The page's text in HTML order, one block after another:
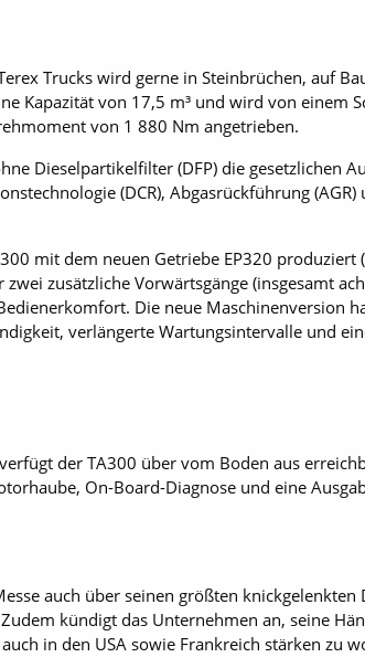
Trucks wird gerne in Steinbrüchen, auf
Kapazität von 17,5 m³ und wird von einem
von 1 880 Nm angetrieben.
Dieselpartikelfilter (DFP) die gesetzlichen
(DCR), Abgasrückführung
mit dem neuen Getriebe EP320
zusätzliche Vorwärtsgänge (insgesamt
Die neue Maschinenversion
verlängerte Wartungsintervalle und
verfügt der TA300 über vom Boden aus
On-Board-­Diagnose und eine
auch über seinen größten
kündigt das Unternehmen an, seine
in den USA sowie Frankreich stärken zu